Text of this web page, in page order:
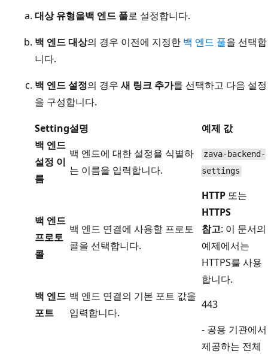
대상 유형을백 엔드 풀로 설정합니다.
백 엔드 대상의 경우 이전에 지정한 백 엔드 풀을 선택합
니다.
백 엔드 설정의 경우 새 링크 추가를 선택하고 다음 설정
을 구성합니다.
Setting설명
예제 값
백 엔드
설정 이
름
백 엔드에 대한 설정을 식별하
는 이름을 입력합니다.
zava-backend-
settings
백 엔드
프로토
콜
백 엔드 연결에 사용할 프로토
콜을 선택합니다.
HTTP 또는
HTTPS
참고: 이 문서의
예제에서는
HTTPS를 사용
합니다.
백 엔드
포트
백 엔드 연결의 기본 포트 값을
입력합니다.
443
- 공용 기관에서
제공하는 전체